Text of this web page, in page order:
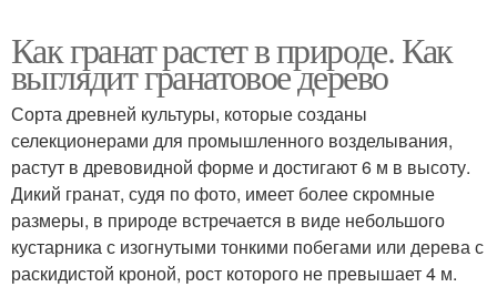
Как гранат растет в природе. Как
выглядит гранатовое дерево
Сорта древней культуры, которые созданы
селекционерами для промышленного возделывания,
растут в древовидной форме и достигают 6 м в высоту.
Дикий гранат, судя по фото, имеет более скромные
размеры, в природе встречается в виде небольшого
кустарника с изогнутыми тонкими побегами или дерева с
раскидистой кроной, рост которого не превышает 4 м.